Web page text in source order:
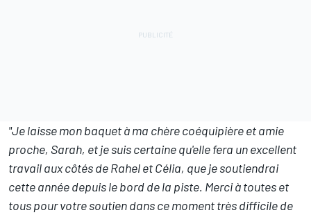
"Je laisse mon baquet à ma chère coéquipière et amie
proche, Sarah, et je suis certaine qu'elle fera un excellent
travail aux côtés de Rahel et Célia, que je soutiendrai
cette année depuis le bord de la piste. Merci à toutes et
tous pour votre soutien dans ce moment très difficile de